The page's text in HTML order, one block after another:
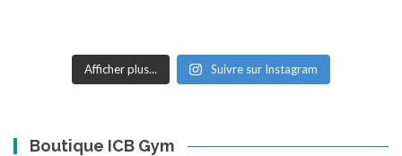
Afficher plus... Suivre sur Instagram
Boutique ICB Gym